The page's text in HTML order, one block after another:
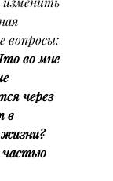
вопросы:
во мне
через
в